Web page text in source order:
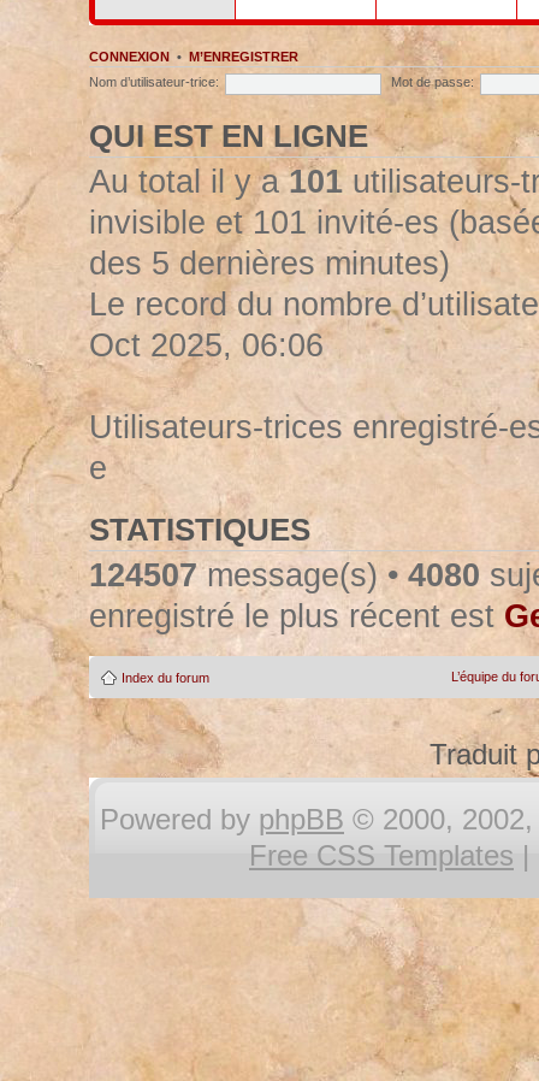
CONNEXION• M’ENREGISTRER
Nom d’utilisateur-trice:
Mot de passe:
QUI EST EN LIGNE
Au total il y a101utilisateurs-
invisible et 101 invité-es
des 5 dernières minutes)
Le record du nombre
Oct 2025, 06:06
Utilisateurs-trices enregistré-
e
STATISTIQUES
124507message(s) • 4080
enregistré le plus récent est
Index du forum L’équipe du
Traduit
Powered by phpBB © 2000, 2002,
Free CSS Templates |